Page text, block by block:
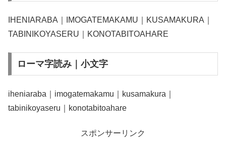
IHENIARABA｜IMOGATEMAKAMU｜KUSAMAKURA｜
TABINIKOYASERU｜KONOTABITOAHARE
ローマ字読み｜小文字
iheniaraba｜imogatemakamu｜kusamakura｜
tabinikoyaseru｜konotabitoahare
スポンサーリンク